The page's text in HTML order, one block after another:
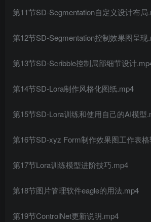
第11节SD-Segmentation自定义设计布局
第12节SD-Segmentation控制效果图呈现
第13节SD-Scribble控制局部细节设计
第14节SD-Lora制作风格化图纸.mp4
第15节SD-Lora训练和使用自己的AI模型
第16节SD-xyz Form制作效果图工作表
第17节Lora训练模型进阶技巧.mp4
第18节图片管理软件eagle的用法.mp4
第19节ControlNet更新说明.mp4